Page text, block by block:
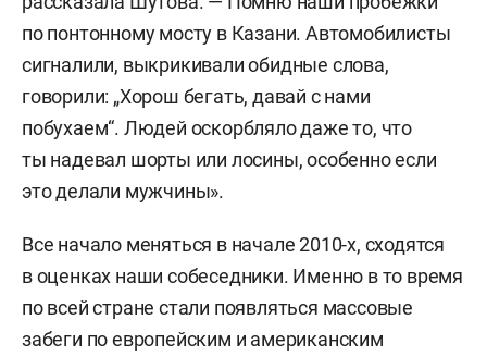
по понтонному мосту в Казани. Автомобилисты
сигналили, выкрикивали обидные слова,
говорили: „Хорош бегать, давай с нами
побухаем“. Людей оскорбляло даже то, что
ты надевал шорты или лосины, особенно если
это делали мужчины».
Все начало меняться в начале 2010-х, сходятся
в оценках наши собеседники. Именно в то время
по всей стране стали появляться массовые
забеги по европейским и американским